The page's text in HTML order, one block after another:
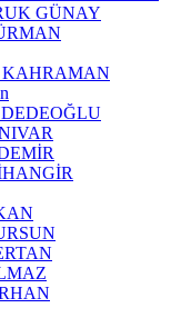
GÜNAY
KAHRAMAN